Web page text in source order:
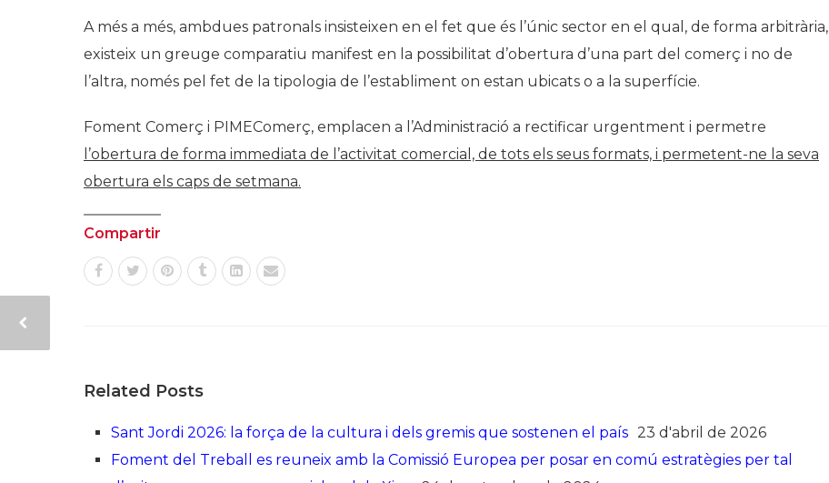
A més a més, ambdues patronals insisteixen en el fet que és l’únic sector en el qual, de forma arbitrària,
existeix un greuge comparatiu manifest en la possibilitat d’obertura d’una part del comerç i no de
l’altra, només pel fet de la tipologia de l’establiment on estan ubicats o a la superfície.
Foment Comerç i PIMEComerç, emplacen a l’Administració a rectificar urgentment i permetre
l’obertura de forma immediata de l’activitat comercial, de tots els seus formats, i permetent-ne la seva
obertura els caps de setmana.
Compartir
Related Posts
Sant Jordi 2026: la força de la cultura i dels gremis que sostenen el país 23 d'abril de 2026
Foment del Treball es reuneix amb la Comissió Europea per posar en comú estratègies per tal